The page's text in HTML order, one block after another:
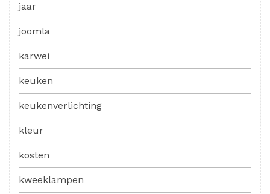
jaar
joomla
karwei
keuken
keukenverlichting
kleur
kosten
kweeklampen